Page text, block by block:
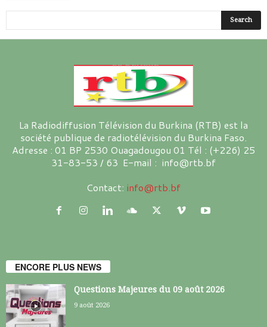
La Radiodiffusion Télévision du Burkina (RTB) est la
société publique de radiotélévision du Burkina Faso.
Adresse : 01 BP 2530 Ouagadougou 01 Tél : (+226) 25
31-83-53 / 63 E-mail : info@rtb.bf
Contact: info@rtb.bf
ENCORE PLUS NEWS
Questions Majeures du 09 août 2026
9 août 2026